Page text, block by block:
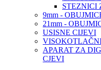
STEZNICI
9mm -
21mm -
USISNE CIJEVI
APARAT ZA
CJEVI